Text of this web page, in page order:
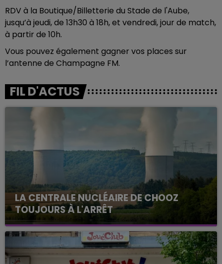
RDV à la Boutique/Billetterie du Stade de l'Aube,
jusqu’à jeudi, de 13h30 à 18h, et vendredi, jour de match,
à partir de 10h.
Vous pouvez également gagner vos places sur
l’antenne de Champagne FM.
FIL D'ACTUS
LA CENTRALE NUCLÉAIRE DE CHOOZ
TOUJOURS À L'ARRÊT
Cela fait déjà une semaine que la centrale
nucléaire ardennaise est à l'arrêt. Une situation
justifiée par la sécheresse intense qui est toujours
présente.